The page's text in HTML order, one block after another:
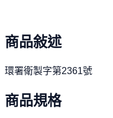
商品敍述
環署衛製字第2361號
商品規格